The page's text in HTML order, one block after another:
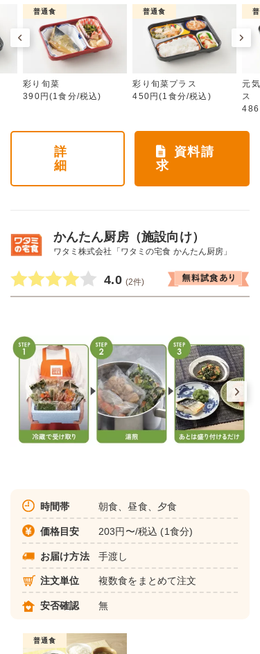
普通食
彩り旬菜
390円(1食分/税込)
普通食
彩り旬菜プラス
450円(1食分/税込)
元
ス
詳
細
資料請
求
かんたん厨房（施設向け）
ワタミ株式会社「ワタミの宅食 かんたん厨房」
4.0 (2件)
時間帯 朝食、昼食、夕食
価格目安 203円〜/税込 (1食分)
お届け方法 手渡し
注文単位 複数食をまとめて注文
安否確認 無
普通食